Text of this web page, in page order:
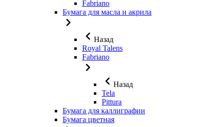
Fabriano
Бумага для масла и акрила
Назад
Royal Talens
Fabriano
Назад
Tela
Pittura
Бумага для каллиграфии
Бумага цветная